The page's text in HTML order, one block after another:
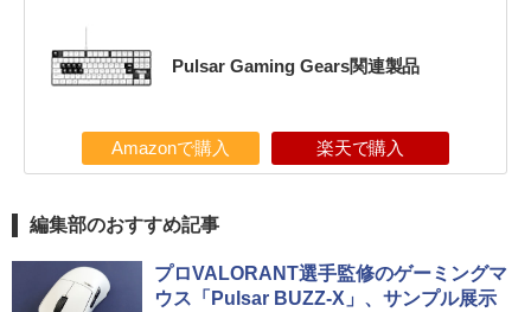
Pulsar Gaming Gears関連製品
Amazonで購入 楽天で購入
編集部のおすすめ記事
プロVALORANT選手監修のゲーミングマ
ウス「Pulsar BUZZ-X」、サンプル展示